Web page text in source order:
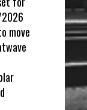
move